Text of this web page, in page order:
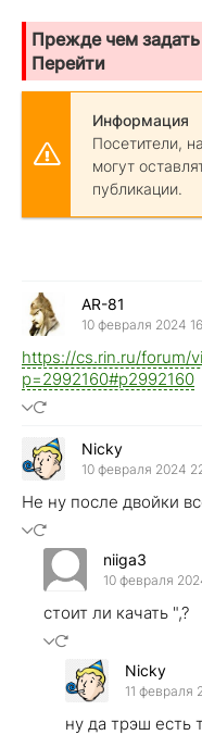
Прежде чем
Перейти
Информация
Посетители,
могут
публикации.
AR-81
10 февраля 2024
https://cs.rin.ru/forum/
p=2992160#p2992160
Nicky
10 февраля 2024
Не ну после двойки
niiga3
10 февраля
стоит ли качать ",?
Nicky
11 февраля
ну да трэш есть